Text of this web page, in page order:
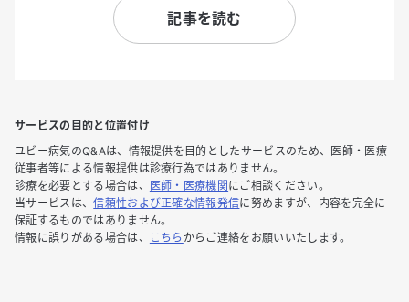
記事を読む
サービスの目的と位置付け
ユビー病気のQ&Aは、情報提供を目的としたサービスのため、医師・医療
従事者等による情報提供は診療行為ではありません。
診療を必要とする場合は、
医師・医療機関 にご相談ください。
当サービスは、信頼性および正確な情報発信に努めますが、内容を完全に
保証するものではありません。
情報に誤りがある場合は、
こちら からご連絡をお願いいたします。